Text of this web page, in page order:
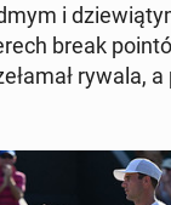
i
break
rywala,